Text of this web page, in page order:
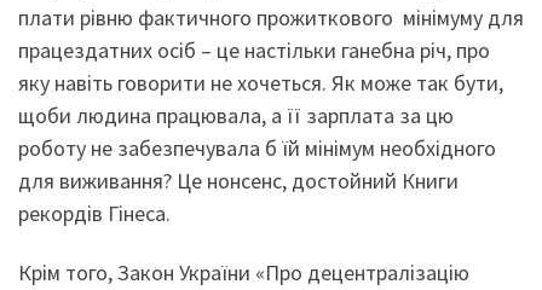
плати рівню фактичного прожиткового мінімуму для
працездатних осіб – це настільки ганебна річ, про
яку навіть говорити не хочеться. Як може так бути,
щоби людина працювала, а її зарплата за цю
роботу не забезпечувала б їй мінімум необхідного
для виживання? Це нонсенс, достойний Книги
рекордів Гінеса.
Крім того, Закон України «Про децентралізацію